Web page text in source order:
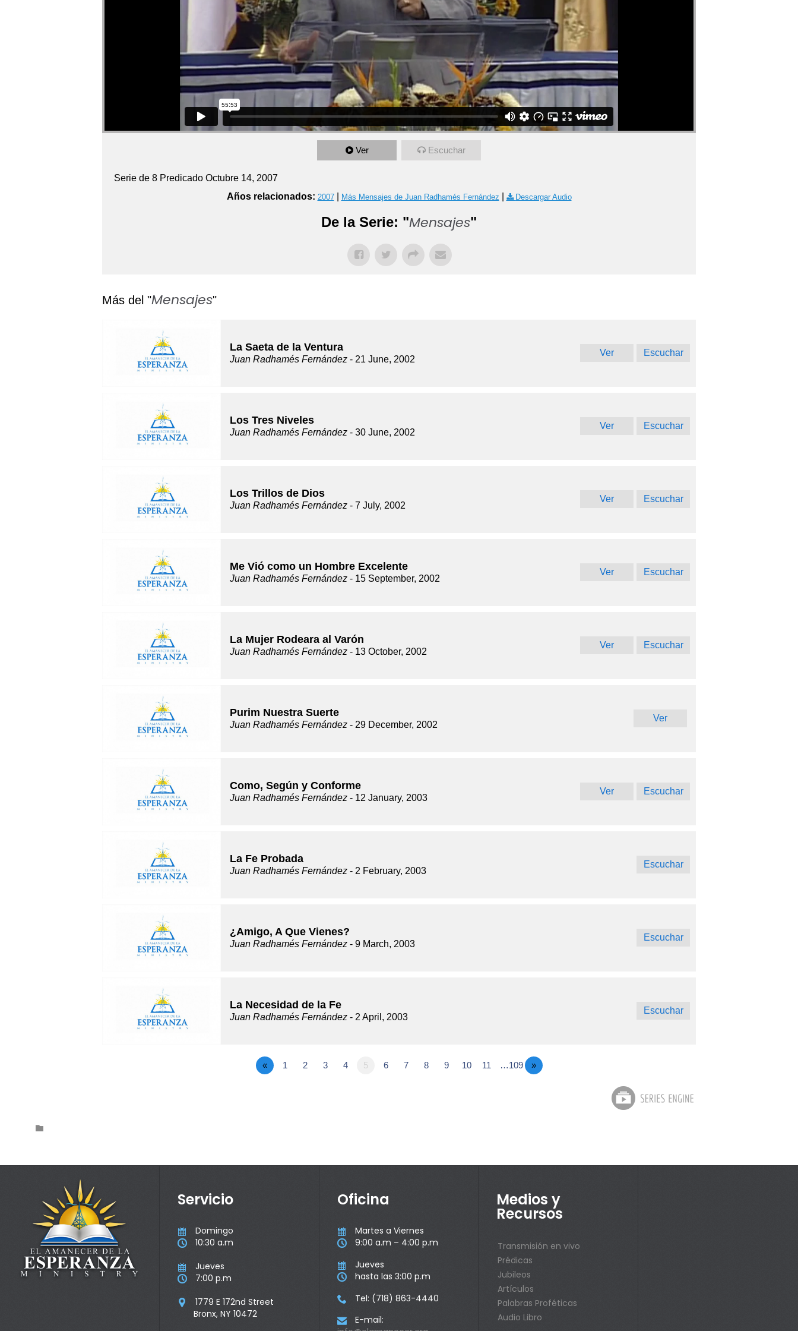
Ver Escuchar
Serie de 8 Predicado Octubre 14, 2007
Años relacionados: 2007| Más Mensajes de Juan Radhamés Fernández Descargar Audio
De la Serie: "Mensajes"
Más del "Mensajes"
La Saeta de la Ventura
Juan Radhamés Fernández - 21 June, 2002
Ver Escuchar
Los Tres Niveles
Juan Radhamés Fernández - 30 June, 2002
Ver Escuchar
Los Trillos de Dios
Juan Radhamés Fernández - 7 July, 2002
Ver Escuchar
Me Vió como un Hombre Excelente
Juan Radhamés Fernández - 15 September, 2002
Ver Escuchar
La Mujer Rodeara al Varón
Juan Radhamés Fernández - 13 October, 2002
Ver Escuchar
Purim Nuestra Suerte
Juan Radhamés Fernández - 29 December, 2002
Ver
Como, Según y Conforme
Juan Radhamés Fernández - 12 January, 2003
Ver Escuchar
La Fe Probada
Juan Radhamés Fernández - 2 February, 2003
Escuchar
¿Amigo, A Que Vienes?
Juan Radhamés Fernández - 9 March, 2003
Escuchar
La Necesidad de la Fe
Juan Radhamés Fernández - 2 April, 2003
Escuchar
« 1 2 3 4 5 6 7 8 9 10 11 …109 »

Servicio
 Domingo
 10:30 a.m
 Jueves
 7:00 p.m

1779 E 172nd Street
Bronx, NY 10472
Oficina
 Martes a Viernes
 9:00 a.m – 4:00 p.m
 Jueves
 hasta las 3:00 p.m
 Tel: (718) 863-4440

E-mail:
Medios y
Recursos
Transmisión en vivo
Prédicas
Jubileos
Artículos
Palabras Proféticas
Audio Libro